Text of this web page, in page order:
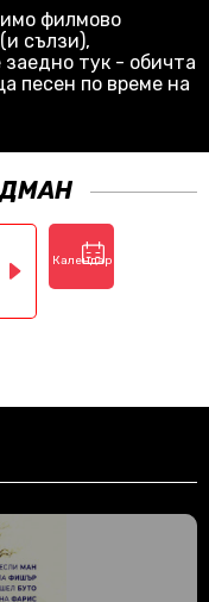
филмово
сълзи),
тук - обичта
песен по време на
13.08.2026
Календар